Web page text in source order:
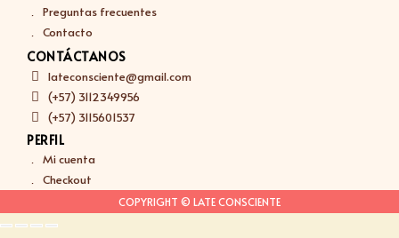
Preguntas frecuentes
Contacto
CONTÁCTANOS
lateconsciente@gmail.com
(+57) 3112349956
(+57) 3115601537
PERFIL
Mi cuenta
Checkout
COPYRIGHT © LATE CONSCIENTE